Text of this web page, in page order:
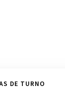
DE TURNO